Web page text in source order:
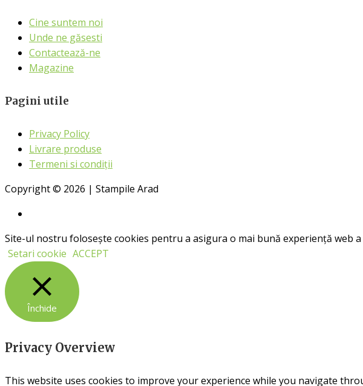
Cine suntem noi
Unde ne găsesti
Contactează-ne
Magazine
Pagini utile
Privacy Policy
Livrare produse
Termeni si condiții
Copyright © 2026 | Stampile Arad
Site-ul nostru folosește cookies pentru a asigura o mai bună experiență web
Setari cookie ACCEPT
Închide
Privacy Overview
This website uses cookies to improve your experience while you navigate